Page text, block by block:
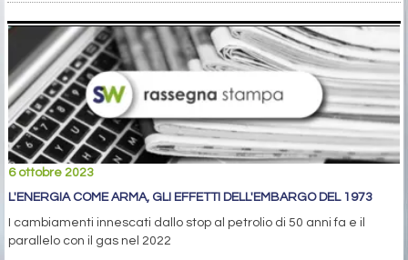
6 ottobre 2023
L'ENERGIA COME ARMA, GLI EFFETTI DELL'EMBARGO DEL 1973
I cambiamenti innescati dallo stop al petrolio di 50 anni fa e il
parallelo con il gas nel 2022